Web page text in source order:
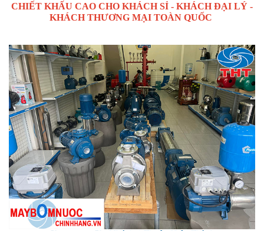
CHIẾT KHẤU CAO CHO KHÁCH SỈ - KHÁCH ĐẠI LÝ -
KHÁCH THƯƠNG MẠI TOÀN QUỐC